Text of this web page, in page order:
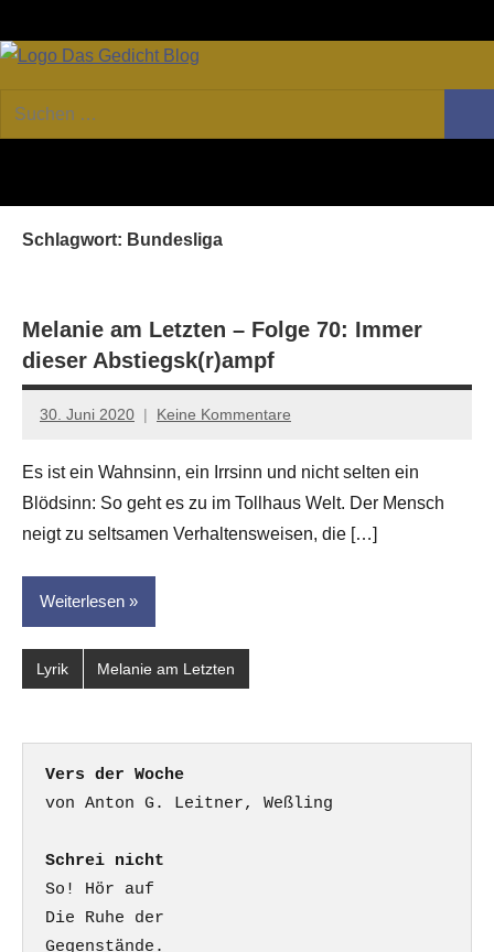
Inhalt
GEDICHT
Forum
von
und
Kritik
Suchen
nach:
Schlagwort: Bundesliga
Melanie am Letzten – Folge 70: Immer
dieser Abstiegsk(r)ampf
30. Juni 2020
Anton
Leitner
Keine Kommentare
Es ist ein Wahnsinn, ein Irrsinn und nicht selten ein
Blödsinn: So geht es zu im Tollhaus Welt. Der Mensch
neigt zu seltsamen Verhaltensweisen, die […]
Weiterlesen
Lyrik Melanie am Letzten
Vers der Woche
Schrei nicht
So! Hör auf
Die Ruhe der
Gegenstände.